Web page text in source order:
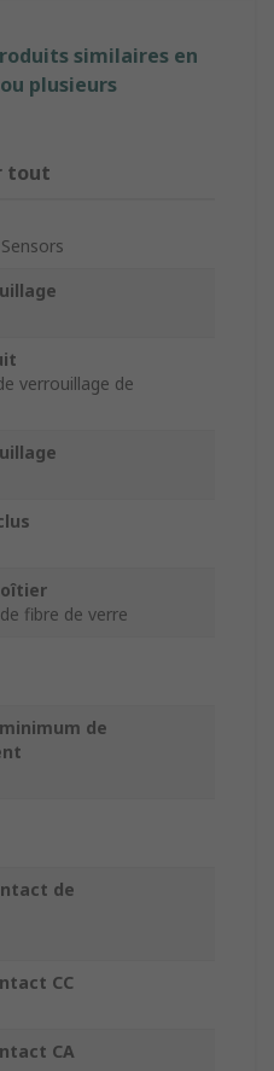
similaires en
plusieurs
tout
verrouillage de
fibre de verre
de
de
CC
CA